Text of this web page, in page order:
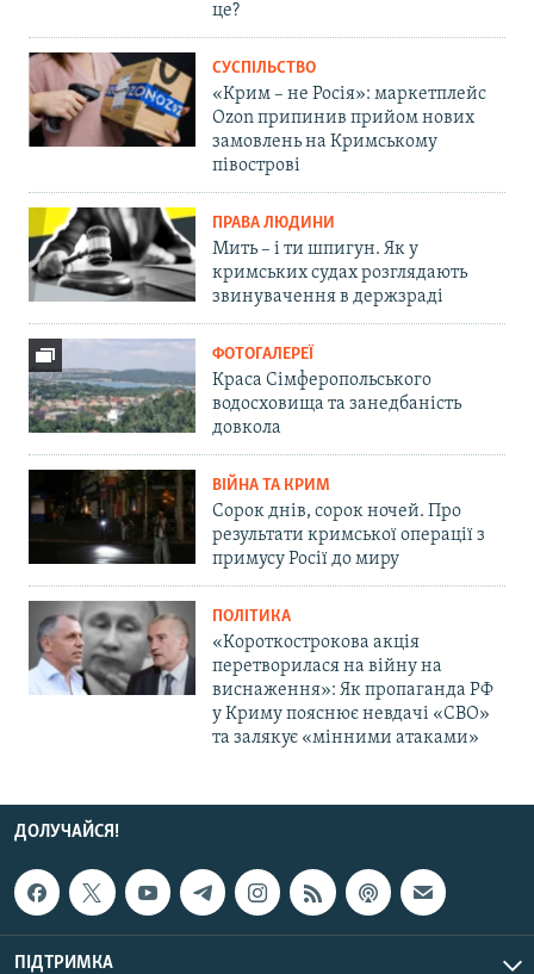
це?
СУСПІЛЬСТВО
«Крим – не Росія»: маркетплейс
Ozon припинив прийом нових
замовлень на Кримському
півострові
ПРАВА ЛЮДИНИ
Мить – і ти шпигун. Як у
кримських судах розглядають
звинувачення в держзраді
ФОТОГАЛЕРЕЇ
Краса Сімферопольського
водосховища та занедбаність
довкола
ВІЙНА ТА КРИМ
Сорок днів, сорок ночей. Про
результати кримської операції з
примусу Росії до миру
ПОЛІТИКА
«Короткострокова акція
перетворилася на війну на
виснаження»: Як пропаганда РФ
у Криму пояснює невдачі «СВО»
та залякує «мінними атаками»
ДОЛУЧАЙСЯ!
ПІДТРИМКА